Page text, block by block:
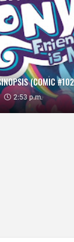
(COMIC
2:53 p.m.